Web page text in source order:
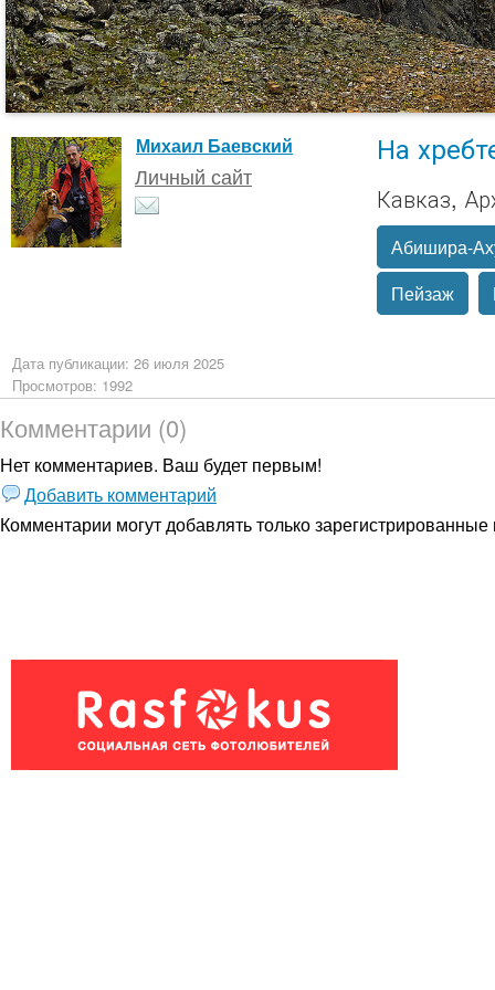
Михаил Баевский
Личный сайт
На
Кавказ,
Абишира-
Пейзаж
Дата публикации: 26 июля 2025
Просмотров: 1992
Комментарии (0)
Нет комментариев. Ваш будет первым!
Добавить комментарий
Комментарии могут добавлять толькозарегистрированные